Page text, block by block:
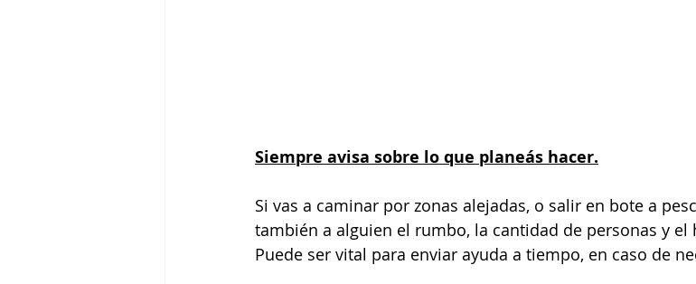
Siempre avisa sobre lo que planeás hacer.
Si vas a caminar por zonas alejadas, o salir en bote a
también a alguien el rumbo, la cantidad de personas y
Puede ser vital para enviar ayuda a tiempo, en caso de